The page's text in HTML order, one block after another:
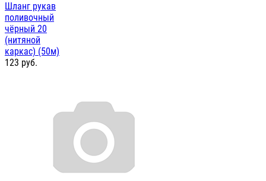
Шланг рукав
поливочный
чёрный 20
(нитяной
каркас) (50м)
123 руб.